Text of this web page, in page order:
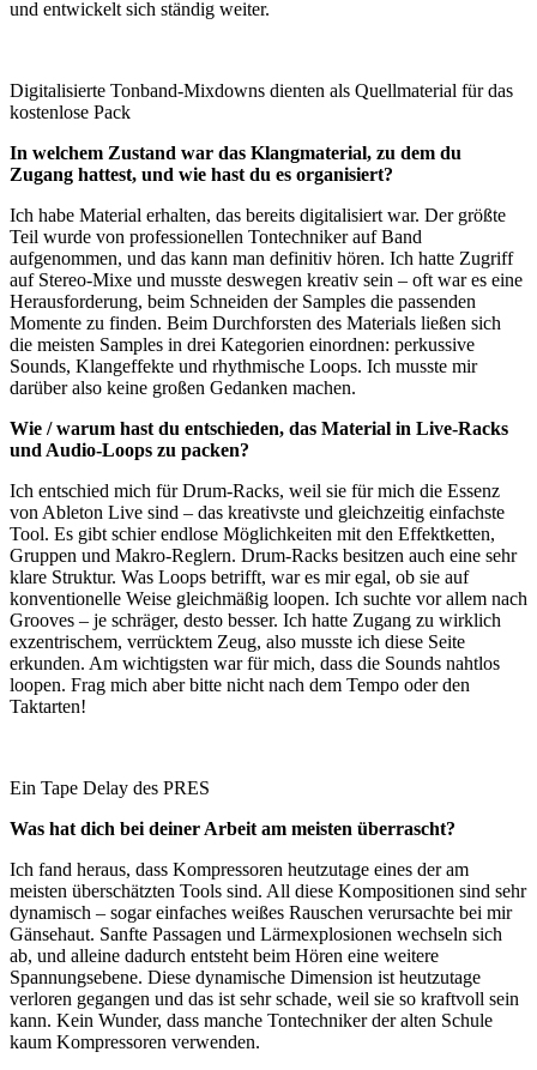
und entwickelt sich ständig weiter.
Digitalisierte Tonband-Mixdowns dienten als Quellmaterial für das
kostenlose Pack
In welchem Zustand war das Klangmaterial, zu dem du
Zugang hattest, und wie hast du es organisiert?
Ich habe Material erhalten, das bereits digitalisiert war. Der größte
Teil wurde von professionellen Tontechniker auf Band
aufgenommen, und das kann man definitiv hören. Ich hatte Zugriff
auf Stereo-Mixe und musste deswegen kreativ sein – oft war es eine
Herausforderung, beim Schneiden der Samples die passenden
Momente zu finden. Beim Durchforsten des Materials ließen sich
die meisten Samples in drei Kategorien einordnen: perkussive
Sounds, Klangeffekte und rhythmische Loops. Ich musste mir
darüber also keine großen Gedanken machen.
Wie / warum hast du entschieden, das Material in Live-Racks
und Audio-Loops zu packen?
Ich entschied mich für Drum-Racks, weil sie für mich die Essenz
von Ableton Live sind – das kreativste und gleichzeitig einfachste
Tool. Es gibt schier endlose Möglichkeiten mit den Effektketten,
Gruppen und Makro-Reglern. Drum-Racks besitzen auch eine sehr
klare Struktur. Was Loops betrifft, war es mir egal, ob sie auf
konventionelle Weise gleichmäßig loopen. Ich suchte vor allem nach
Grooves – je schräger, desto besser. Ich hatte Zugang zu wirklich
exzentrischem, verrücktem Zeug, also musste ich diese Seite
erkunden. Am wichtigsten war für mich, dass die Sounds nahtlos
loopen. Frag mich aber bitte nicht nach dem Tempo oder den
Taktarten!
Ein Tape Delay des PRES
Was hat dich bei deiner Arbeit am meisten überrascht?
Ich fand heraus, dass Kompressoren heutzutage eines der am
meisten überschätzten Tools sind. All diese Kompositionen sind sehr
dynamisch – sogar einfaches weißes Rauschen verursachte bei mir
Gänsehaut. Sanfte Passagen und Lärmexplosionen wechseln sich
ab, und alleine dadurch entsteht beim Hören eine weitere
Spannungsebene. Diese dynamische Dimension ist heutzutage
verloren gegangen und das ist sehr schade, weil sie so kraftvoll sein
kann. Kein Wunder, dass manche Tontechniker der alten Schule
kaum Kompressoren verwenden.